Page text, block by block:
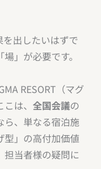
出したいはずで
」が必要です。
RESORT（マグ
は、 全国会議の
ら、単なる宿泊施
型」の高付加価値
担当者様の疑問に